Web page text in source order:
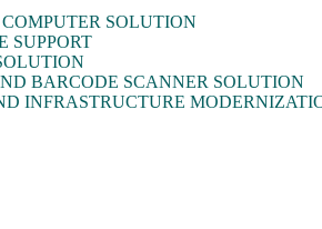
SOLUTION
SUPPORT
BARCODE SCANNER SOLUTION
INFRASTRUCTURE